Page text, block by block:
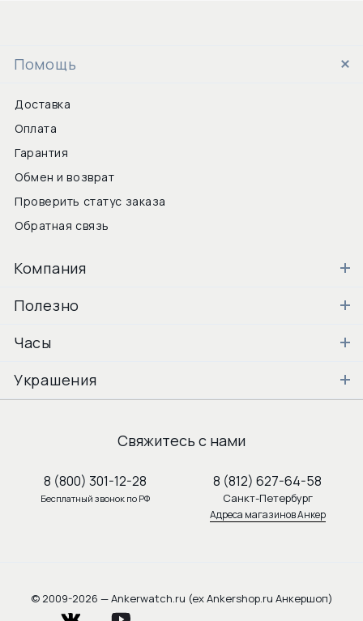
Помощь
Доставка
Оплата
Гарантия
Обмен и возврат
Проверить статус заказа
Обратная связь
Компания
Полезно
Часы
Украшения
Свяжитесь с нами
8 (800) 301-12-28
Бесплатный звонок по РФ
8 (812) 627-64-58
Санкт-Петербург
Адреса магазинов Анкер
© 2009-2026 — Ankerwatch.ru (ex Ankershop.ru Анкершоп)
vkontakte youtube